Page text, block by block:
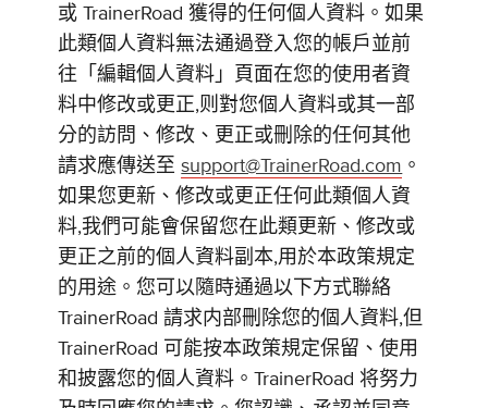
或 TrainerRoad 獲得的任何個人資料。如果
此類個人資料無法通過登入您的帳戶並前
往「編輯個人資料」頁面在您的使用者資
料中修改或更正,则對您個人資料或其一部
分的訪問、修改、更正或刪除的任何其他
請求應傳送至support@TrainerRoad.com 。
如果您更新、修改或更正任何此類個人資
料,我們可能會保留您在此類更新、修改或
更正之前的個人資料副本,用於本政策規定
的用途。您可以隨時通過以下方式聯絡
TrainerRoad 請求内部刪除您的個人資料,但
TrainerRoad 可能按本政策規定保留、使用
和披露您的個人資料。TrainerRoad 将努力